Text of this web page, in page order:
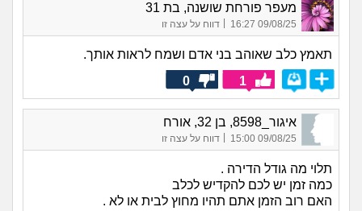
מעפר פורחת שושנה, בת 31
09/08/25 16:27 דווח על עצה זו
תאמץ כלב שאוהב בני אדם ושמח לראות אותך.
1
0
איגור_8598, בן 32, אורח
09/08/25 15:00 דווח על עצה זו
תלוי מה גודל הדירה .
כמה זמן יש לכם להקדיש לכלב
האם רוב הזמן אתם תהיו מחוץ לבית או לא .